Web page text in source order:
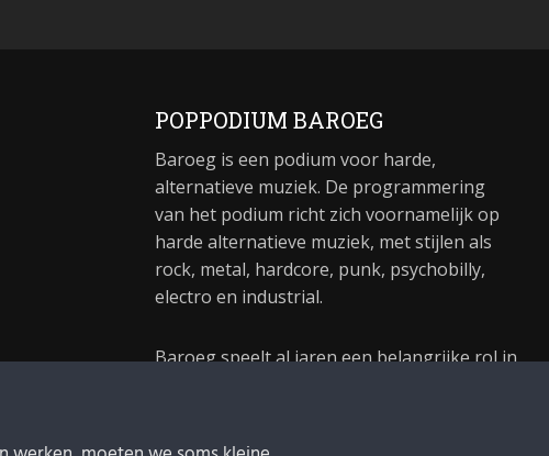
POPPODIUM BAROEG
Baroeg is een podium voor harde,
alternatieve muziek. De programmering
van het podium richt zich voornamelijk op
harde alternatieve muziek, met stijlen als
rock, metal, hardcore, punk, psychobilly,
electro en industrial.
Baroeg speelt al jaren een belangrijke rol in